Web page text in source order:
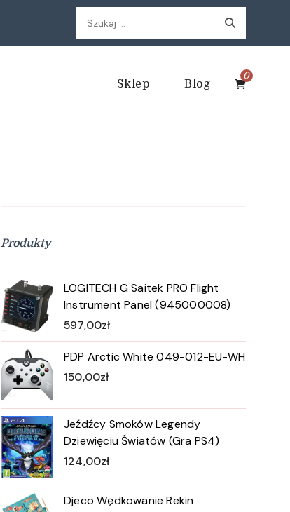
Szukaj:
Sklep Blog
0
Produkty
LOGITECH G Saitek PRO Flight
Instrument Panel (945000008)
597,00zł
PDP Arctic White 049-012-EU-WH
150,00zł
Jeźdźcy Smoków Legendy
Dziewięciu Światów (Gra PS4)
124,00zł
Djeco Wędkowanie Rekin